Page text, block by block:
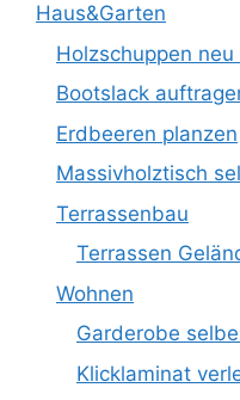
Haus&Garten
Holzschuppen
Bootslack
Erdbeeren planzen
Massivholztisch
Terrassenbau
Terrassen
Wohnen
Garderobe
Klicklaminat